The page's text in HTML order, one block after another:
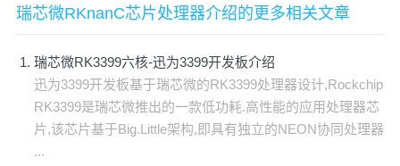
瑞芯微RKnanC芯片处理器介绍的更多相关文章
瑞芯微RK3399六核-迅为3399开发板介绍
迅为3399开发板基于瑞芯微的RK3399处理器设计,Rockchip
RK3399是瑞芯微推出的一款低功耗.高性能的应用处理器芯
片,该芯片基于Big.Little架构,即具有独立的NEON协同处理器
...